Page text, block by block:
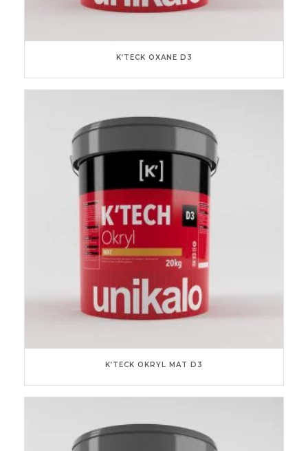
K’TECK OXANE D3
K’TECK OKRYL MAT D3